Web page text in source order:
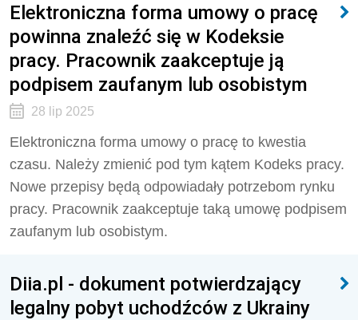
Elektroniczna forma umowy o pracę
powinna znaleźć się w Kodeksie
pracy. Pracownik zaakceptuje ją
podpisem zaufanym lub osobistym
28 lip 2025
Elektroniczna forma umowy o pracę to kwestia
czasu. Należy zmienić pod tym kątem Kodeks pracy.
Nowe przepisy będą odpowiadały potrzebom rynku
pracy. Pracownik zaakceptuje taką umowę podpisem
zaufanym lub osobistym.
Diia.pl - dokument potwierdzający
legalny pobyt uchodźców z Ukrainy